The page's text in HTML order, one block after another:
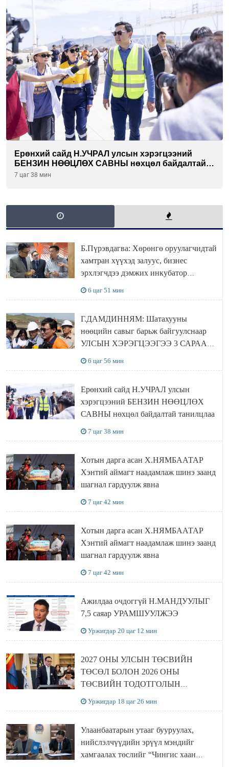
Ерөнхий сайд Н.УЧРАЛ улсын хэрэгцээний
БЕНЗИН НӨӨЦЛӨХ САВНЫ нөхцөл байдалтай
танилцлаа
7 цаг 38 мин
Б.Пүрэвдагва: Хөрөнгө оруулагчидтай
хамтран хүүхэд залуус, бизнес
эрхлэгчдээ дэмжих инкубатор
6 цаг 51 мин
Г.ДАМДИННЯМ: Шатахууны
нөөцийн савыг барьж байгуулснаар
УЛСЫН ХЭРЭГЦЭЭГЭЭ 3 САРААР
6 цаг 56 мин
Ерөнхий сайд Н.УЧРАЛ улсын
хэрэгцээний БЕНЗИН НӨӨЦЛӨХ
САВНЫ нөхцөл байдалтай танилцлаа
7 цаг 38 мин
Хотын дарга асан Х.НЯМБААТАР
Хэнтий аймагт наадамлаж шинэ заанд
шагнал гардуулж явна
7 цаг 42 мин
Хотын дарга асан Х.НЯМБААТАР
Хэнтий аймагт наадамлаж шинэ заанд
шагнал гардуулж явна
7 цаг 42 мин
Ажилдаа очдоггүй Н.МАНДУУЛЫГ
7,5 саяар УРАМШУУЛЖЭЭ
Уржигдар 20 цаг 12 мин
2027 ОНЫ УЛСЫН ТӨСВИЙН
ТӨСӨЛ БОЛОН 2026 ОНЫ
ТӨСВИЙН ТОДОТГОЛЫН
Уржигдар 18 цаг 26 мин
Улаанбаатарын утааг бууруулах,
нийслэлчүүдийн эрүүл мэндийг
хамгаалах төслийг “Чингис хаан